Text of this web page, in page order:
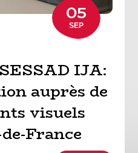
05
SEP
IJA:
auprès de
visuels
France